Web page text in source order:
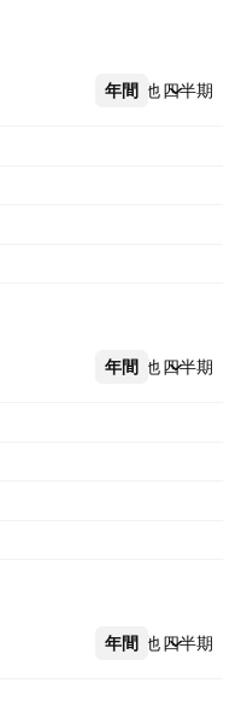
年間 四半期
その他
年間 四半期
その他
年間 四半期
その他